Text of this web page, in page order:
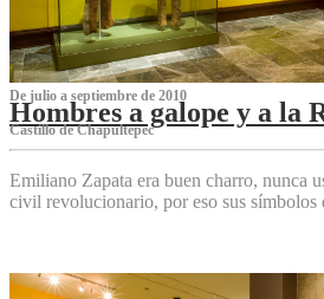
De julio a septiembre de 2010
Hombres a galope y a la
Castillo de Chapultepec
Emiliano Zapata era buen charro, nunca
civil revolucionario, por eso sus